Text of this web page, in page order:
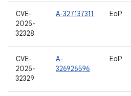
CVE-
2025-
32328
A-327137311 EoP
CVE-
2025-
32329
A-
326926596
EoP